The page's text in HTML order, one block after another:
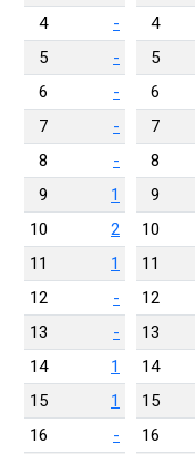
4
-
5
-
6
-
7
-
8
-
9
1
10
2
11
1
12
-
13
-
14
1
15
1
16
-
4
5
6
7
8
9
10
11
12
13
14
15
16